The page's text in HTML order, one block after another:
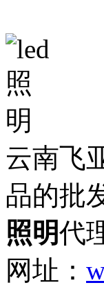
云南飞
品的批
照明代
网址：